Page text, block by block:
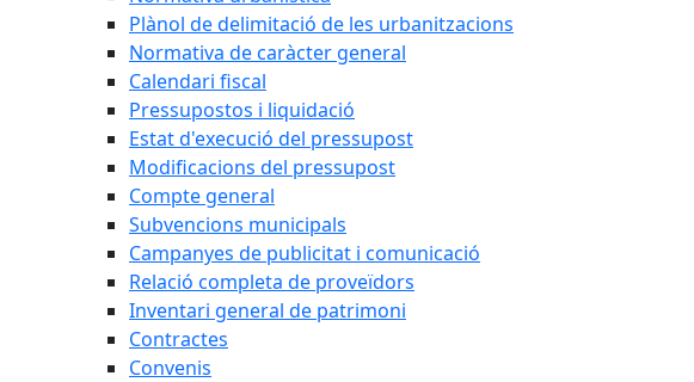
Plànol de delimitació de les urbanitzacions
Normativa de caràcter general
Calendari fiscal
Pressupostos i liquidació
Estat d'execució del pressupost
Modificacions del pressupost
Compte general
Subvencions municipals
Campanyes de publicitat i comunicació
Relació completa de proveïdors
Inventari general de patrimoni
Contractes
Convenis